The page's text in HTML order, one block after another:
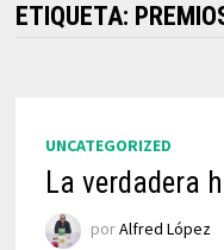
ETIQUETA:
UNCATEGORIZED
La verdadera
porAlfred López